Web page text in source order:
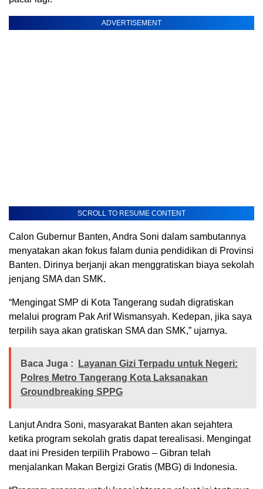
ADVERTISEMENT
SCROLL TO RESUME CONTENT
Calon Gubernur Banten, Andra Soni dalam sambutannya
menyatakan akan fokus falam dunia pendidikan di Provinsi
Banten. Dirinya berjanji akan menggratiskan biaya sekolah
jenjang SMA dan SMK.
“Mengingat SMP di Kota Tangerang sudah digratiskan
melalui program Pak Arif Wismansyah. Kedepan, jika saya
terpilih saya akan gratiskan SMA dan SMK,” ujarnya.
Baca Juga :
Layanan Gizi Terpadu untuk Negeri:
Polres Metro Tangerang Kota Laksanakan
Groundbreaking SPPG
Lanjut Andra Soni, masyarakat Banten akan sejahtera
ketika program sekolah gratis dapat terealisasi. Mengingat
daat ini Presiden terpilih Prabowo – Gibran telah
menjalankan Makan Bergizi Gratis (MBG) di Indonesia.